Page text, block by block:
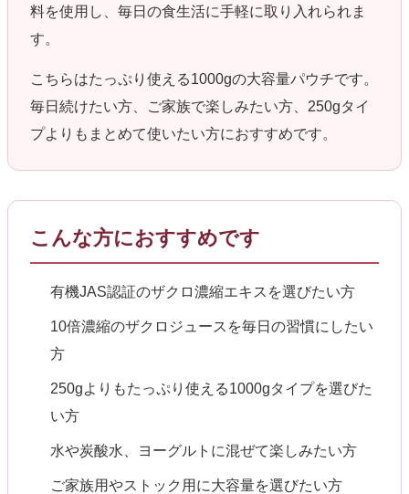
料を使用し、毎日の食生活に手軽に取り入れられま
す。
こちらはたっぷり使える1000gの大容量パウチです。
毎日続けたい方、ご家族で楽しみたい方、250gタイ
プよりもまとめて使いたい方におすすめです。
こんな方におすすめです
有機JAS認証のザクロ濃縮エキスを選びたい方
10倍濃縮のザクロジュースを毎日の習慣にしたい
方
250gよりもたっぷり使える1000gタイプを選びた
い方
水や炭酸水、ヨーグルトに混ぜて楽しみたい方
ご家族用やストック用に大容量を選びたい方